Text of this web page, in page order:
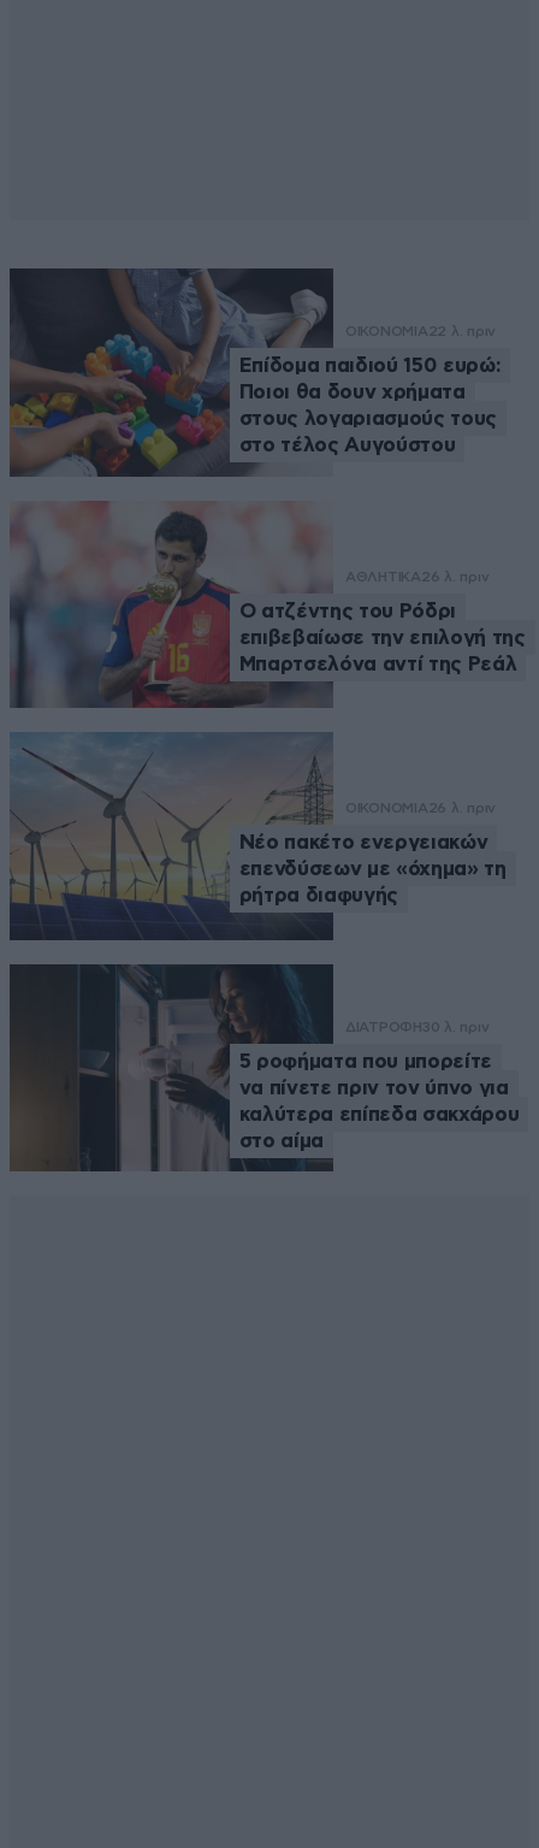
ΟΙΚΟΝΟΜΙΑ22 λ. πριν
Επίδομα παιδιού 150 ευρώ:
Ποιοι θα δουν χρήματα
στους λογαριασμούς τους
στο τέλος Αυγούστου
ΑΘΛΗΤΙΚΑ 26 λ. πριν
Ο ατζέντης του Ρόδρι
επιβεβαίωσε την επιλογή της
Μπαρτσελόνα αντί της Ρεάλ
ΟΙΚΟΝΟΜΙΑ26 λ. πριν
Νέο πακέτο ενεργειακών
επενδύσεων με «όχημα» τη
ρήτρα διαφυγής
ΔΙΑΤΡΟΦΗ30 λ. πριν
5 ροφήματα που μπορείτε
να πίνετε πριν τον ύπνο για
καλύτερα επίπεδα σακχάρου
στο αίμα